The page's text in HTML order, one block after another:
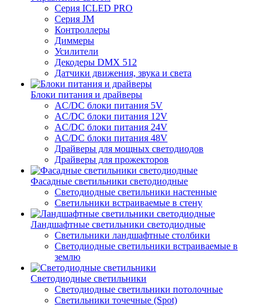
Серия ICLED PRO
Серия JM
Контроллеры
Диммеры
Усилители
Декодеры DMX 512
Датчики движения, звука и света
Блоки питания и драйверы
AC/DC блоки питания 5V
AC/DC блоки питания 12V
AC/DC блоки питания 24V
AC/DC блоки питания 48V
Драйверы для мощных светодиодов
Драйверы для прожекторов
Фасадные светильники светодиодные
Светодиодные светильники настенные
Светильники встраиваемые в стену
Ландшафтные светильники светодиодные
Светильники ландшафтные столбики
Светодиодные светильники встраиваемые в
землю
Светодиодные светильники
Светодиодные светильники потолочные
Светильники точечные (Spot)